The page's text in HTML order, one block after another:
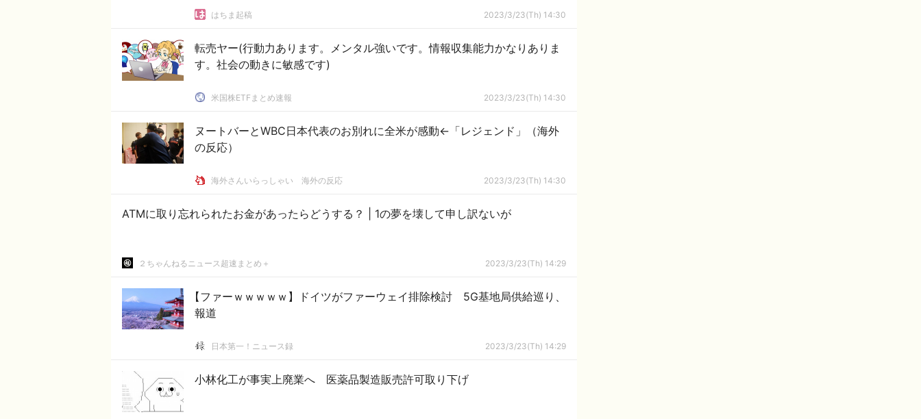
はちま起稿 2023/3/23(Th) 14:30
転売ヤー(行動力あります。メンタル強いです。情報収集能力かなりありま
す。社会の動きに敏感です)
米国株ETFまとめ速報 2023/3/23(Th) 14:30
ヌートバーとWBC日本代表のお別れに全米が感動←「レジェンド」（海外
の反応）
海外さんいらっしゃい 海外の反応 2023/3/23(Th) 14:30
ATMに取り忘れられたお金があったらどうする？ | 1の夢を壊して申し訳ないが
２ちゃんねるニュース超速まとめ＋ 2023/3/23(Th) 14:29
【ファーｗｗｗｗｗ】ドイツがファーウェイ排除検討 5G基地局供給巡り、
報道
日本第一！ニュース録 2023/3/23(Th) 14:29
小林化工が事実上廃業へ 医薬品製造販売許可取り下げ